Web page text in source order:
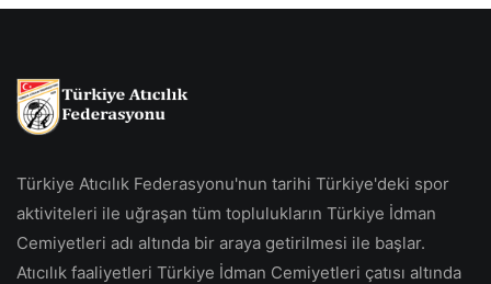
Türkiye Atıcılık Federasyonu'nun tarihi Türkiye'deki spor
aktiviteleri ile uğraşan tüm toplulukların Türkiye İdman
Cemiyetleri adı altında bir araya getirilmesi ile başlar.
Atıcılık faaliyetleri Türkiye İdman Cemiyetleri çatısı altında